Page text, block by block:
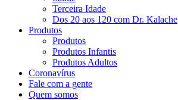
Terceira Idade
Dos 20 aos 120 com Dr. Kalache
Produtos
Produtos
Produtos Infantis
Produtos Adultos
Coronavírus
Fale com a gente
Quem somos